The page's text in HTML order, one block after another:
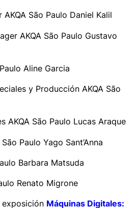
São Paulo Daniel Kalil
AKQA São Paulo Gustavo
Aline Garcia
y Producción AKQA São
AKQA São Paulo Lucas Araque
Paulo Yago Sant’Anna
Barbara Matsuda
Renato Migrone
Máquinas Digitales: